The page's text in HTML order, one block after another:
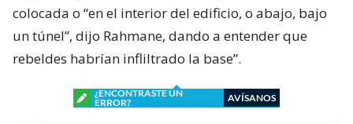
colocada o “en el interior del edificio, o abajo, bajo
un túnel”, dijo Rahmane, dando a entender que
rebeldes habrían infliltrado la base”.
¿ENCONTRASTE UN
ERROR?
AVÍSANOS